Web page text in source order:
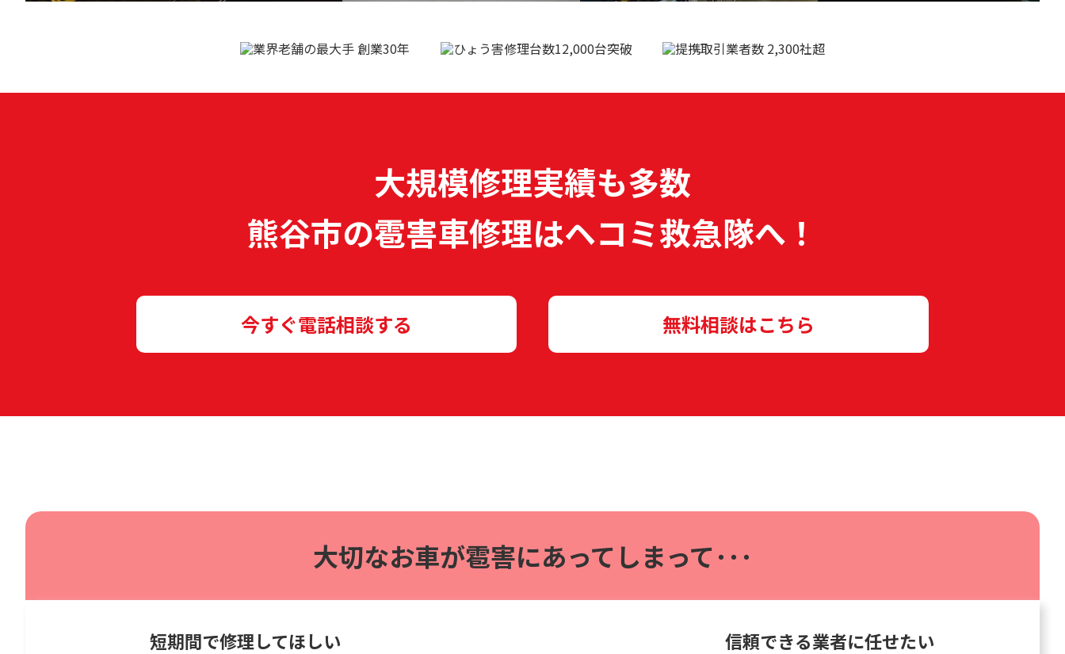
大規模修理実績も多数
熊谷市の雹害車修理はヘコミ救急隊へ！
今すぐ電話相談する 無料相談はこちら
大切なお車が雹害にあってしまって･･･
短期間で修理してほしい
信頼できる業者に任せたい